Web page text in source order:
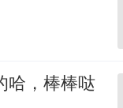
哈，棒棒哒